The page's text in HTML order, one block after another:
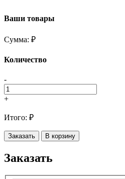
Ваши товары
Сумма: ₽
Количество
-
+
Итого: ₽
Заказать В корзину
Заказать